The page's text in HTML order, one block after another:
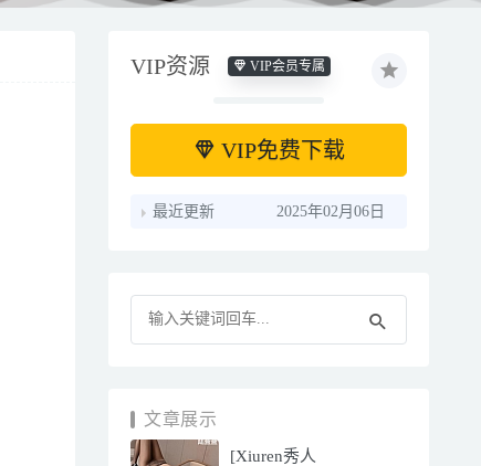
VIP资源 VIP会员专属
VIP免费下载
最近更新 2025年02月06日
文章展示
[Xiuren秀人